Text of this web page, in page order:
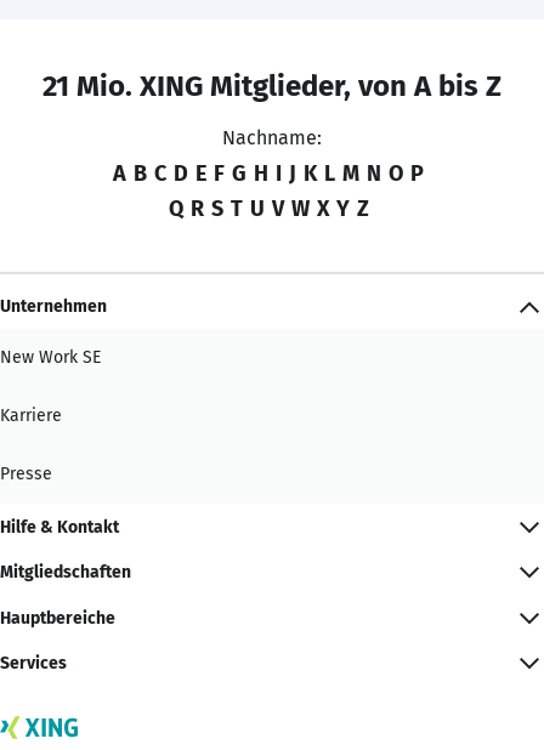
21 Mio. XING Mitglieder, von A bis Z
Nachname:
A B C D E F G H I J K L M N O P
Q R S T U V W X Y Z
Unternehmen
New Work SE
Karriere
Presse
Hilfe & Kontakt
Mitgliedschaften
Hauptbereiche
Services